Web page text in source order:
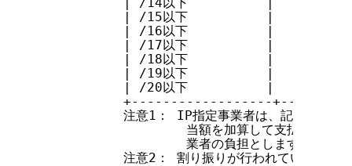
| /15以下          |
| /16以下          |
| /17以下          |
| /18以下          |
| /19以下          |
| /20以下          |
+------------------
注意1： IP指定事業者は、記載の金額
当額を加算して支払ってくだ
                  業者の負担とします。
注意2： 割り振りが行われていない状